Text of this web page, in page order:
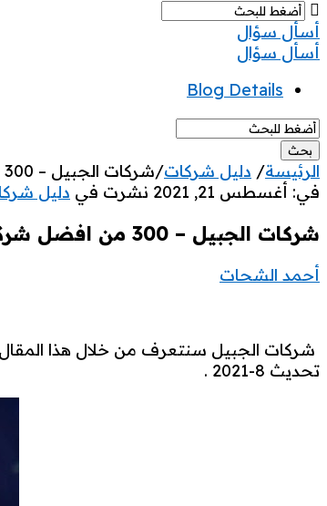
أسأل سؤال
قائمة
الموبيل
غلق
أسأل سؤال
Blog Details
الرئيسة/ دليل شركات/شركات الجبيل – 300 من افضل شركات الجبيل الصناعية – التوظيف – المقاولات + تحميل الملف مجانا
خبرات
محاسب
الاحدث
مقالات
في: أغسطس 21, 2021 نشرت في دليل
شركات الجبيل – 300 من افضل شركات الجبيل الصناعية – التوظيف – المقاولات + تحميل الملف مجانا
أحمد الشحات
شركات الجبيل سنتعرف من خلال هذا
تحديث 8-2021 .